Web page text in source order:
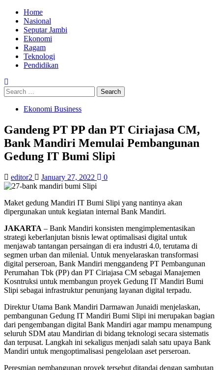
Home
Nasional
Seputar Jambi
Ekonomi
Ragam
Teknologi
Pendidikan
Ekonomi Business
Gandeng PT PP dan PT Ciriajasa CM,
Bank Mandiri Memulai Pembangunan
Gedung IT Bumi Slipi
editor2 January 27, 2022 0
Maket gedung Mandiri IT Bumi Slipi yang nantinya akan
dipergunakan untuk kegiatan internal Bank Mandiri.
JAKARTA – Bank Mandiri konsisten mengimplementasikan
strategi keberlanjutan bisnis lewat optimalisasi digital untuk
menjawab tantangan persaingan di era industri 4.0, terutama di
segmen urban dan milenial. Untuk menyelaraskan transformasi
digital perseroan, Bank Mandiri menggandeng PT Pembangunan
Perumahan Tbk (PP) dan PT Ciriajasa CM sebagai Manajemen
Kosntruksi untuk membangun proyek Gedung IT Mandiri Bumi
Slipi sebagai infrastruktur penunjang layanan digital terpadu.
Direktur Utama Bank Mandiri Darmawan Junaidi menjelaskan,
pembangunan Gedung IT Mandiri Bumi Slipi ini merupakan bagian
dari pengembangan digital Bank Mandiri agar mampu menampung
seluruh SDM atau Mandirian di bidang teknologi secara sistematis
dan terpusat. Langkah ini sekaligus menjadi salah satu upaya Bank
Mandiri untuk mengoptimalisasi pengelolaan aset perseroan.
Peresmian pembangunan proyek tersebut ditandai dengan sambutan